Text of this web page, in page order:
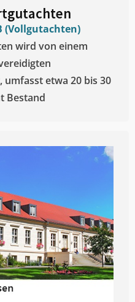
(Vollgutachten)
wird von einem
etwa 20 bis 30
Bestand